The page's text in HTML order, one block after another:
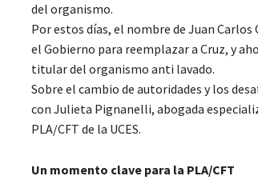
del organismo.
Por estos días, el nombre de Juan
el Gobierno para reemplazar a Cruz, y
titular del organismo anti lavado.
Sobre el cambio de autoridades y los
con Julieta Pignanelli, abogada
PLA/CFT de la UCES.
Un momento clave para la PLA/CFT